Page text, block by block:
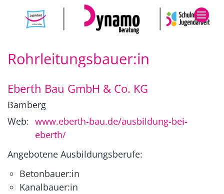
Zum Inhalt springen
Rohrleitungsbauer:in
Eberth Bau GmbH & Co. KG
Bamberg
Web: www.eberth-bau.de/ausbildung-bei-
eberth/
Angebotene Ausbildungsberufe:
Betonbauer:in
Kanalbauer:in